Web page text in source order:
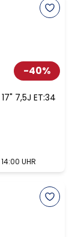
-40%
7,5J ET:34
UHR